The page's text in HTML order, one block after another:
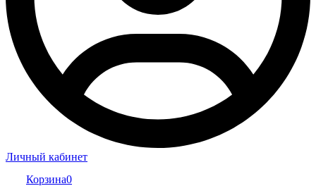
Личный кабинет
Корзина0